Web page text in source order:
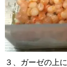
３、ガーゼの上